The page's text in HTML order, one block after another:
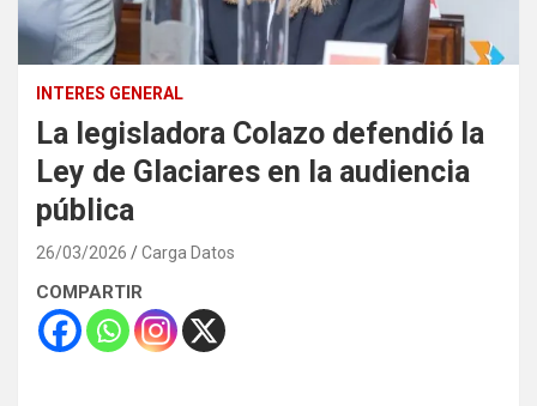
INTERES GENERAL
La legisladora Colazo defendió la
Ley de Glaciares en la audiencia
pública
26/03/2026 Carga Datos
COMPARTIR